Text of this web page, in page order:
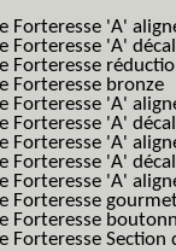
Forteresse 'A'
Forteresse 'A'
Forteresse
Forteresse bronze
Forteresse 'A'
Forteresse 'A'
Forteresse 'A'
Forteresse 'A'
Forteresse 'A'
Forteresse
Forteresse
Forteresse